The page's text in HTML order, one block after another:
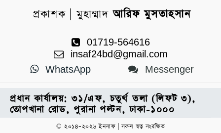
প্রকাশক | মুহাম্মাদআরিফ মুসতাহসান
01719-564616
insaf24bd@gmail.com
WhatsApp
Messenger
প্রধান কার্যালয়: ৩১/এফ, চতুর্থ তলা (লিফট ৩),
তোপখানা রোড, পুরানা পল্টন, ঢাকা-১০০০
© ২০১৪–২০২৬ ইনসাফ | সকল স্বত্ব সংরক্ষিত